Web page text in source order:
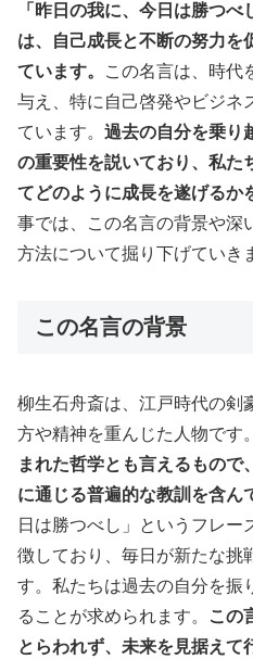
「昨日の我に、今日は勝つ
は、自己成長と不断の努力を
ています。
この名言は、時代
与え、特に自己啓発やビジネ
ています。 過去の自分を乗り
の重要性を説いており、私た
てどのように成長を遂げるか
事では、この名言の背景や深
方法について掘り下げていき
この名言の背景
柳生石舟斎は、江戸時代の剣
方や精神を重んじた人物です。
まれた哲学とも言えるもの
に通じる普遍的な教訓を含ん
日は勝つべし」というフレー
徴しており、毎日が新たな挑
す。私たちは過去の自分を振
ることが求められます。
この
とらわれず、未来を見据えて